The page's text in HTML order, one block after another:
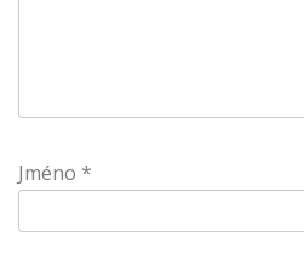
Jméno *